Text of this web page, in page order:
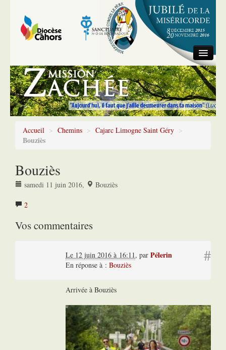
Accueil
Information générale
Chemins
Accueil > Chemins > Cajarc Limogne Saint Géry >
Bouziès
Bouziès
samedi 11 juin 2016, Bouziès
2
Vos commentaires
#
Le 12 juin 2016 à 16:11, par Pélerin
En réponse à : Bouziès
Arrivée à Bouziès